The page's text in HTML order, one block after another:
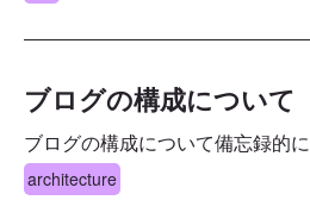
ブログの構成について
ブログの構成について備忘録的に
architecture